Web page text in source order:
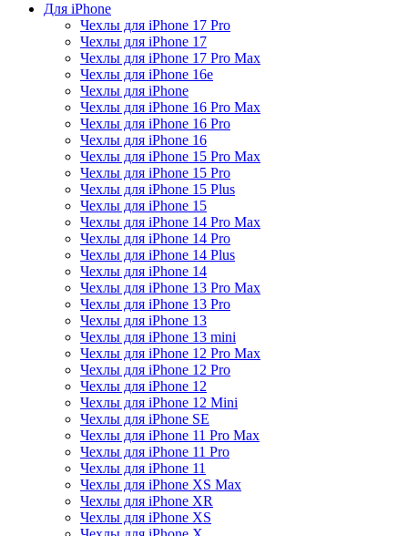
Для iPhone
Чехлы для iPhone 17 Pro
Чехлы для iPhone 17
Чехлы для iPhone 17 Pro Max
Чехлы для iPhone 16e
Чехлы для iPhone
Чехлы для iPhone 16 Pro Max
Чехлы для iPhone 16 Pro
Чехлы для iPhone 16
Чехлы для iPhone 15 Pro Max
Чехлы для iPhone 15 Pro
Чехлы для iPhone 15 Plus
Чехлы для iPhone 15
Чехлы для iPhone 14 Pro Max
Чехлы для iPhone 14 Pro
Чехлы для iPhone 14 Plus
Чехлы для iPhone 14
Чехлы для iPhone 13 Pro Max
Чехлы для iPhone 13 Pro
Чехлы для iPhone 13
Чехлы для iPhone 13 mini
Чехлы для iPhone 12 Pro Max
Чехлы для iPhone 12 Pro
Чехлы для iPhone 12
Чехлы для iPhone 12 Mini
Чехлы для iPhone SE
Чехлы для iPhone 11 Pro Max
Чехлы для iPhone 11 Pro
Чехлы для iPhone 11
Чехлы для iPhone XS Max
Чехлы для iPhone XR
Чехлы для iPhone XS